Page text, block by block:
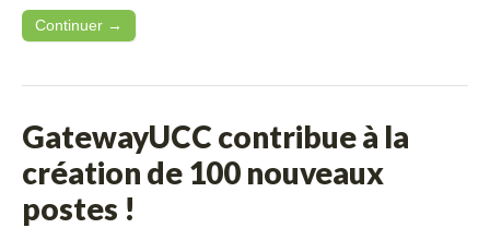
Continuer →
GatewayUCC contribue à la
création de 100 nouveaux
postes !